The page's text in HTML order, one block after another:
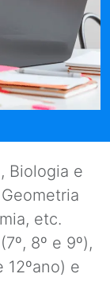
Biologia e
etc.
8º e 9º),
12ºano) e